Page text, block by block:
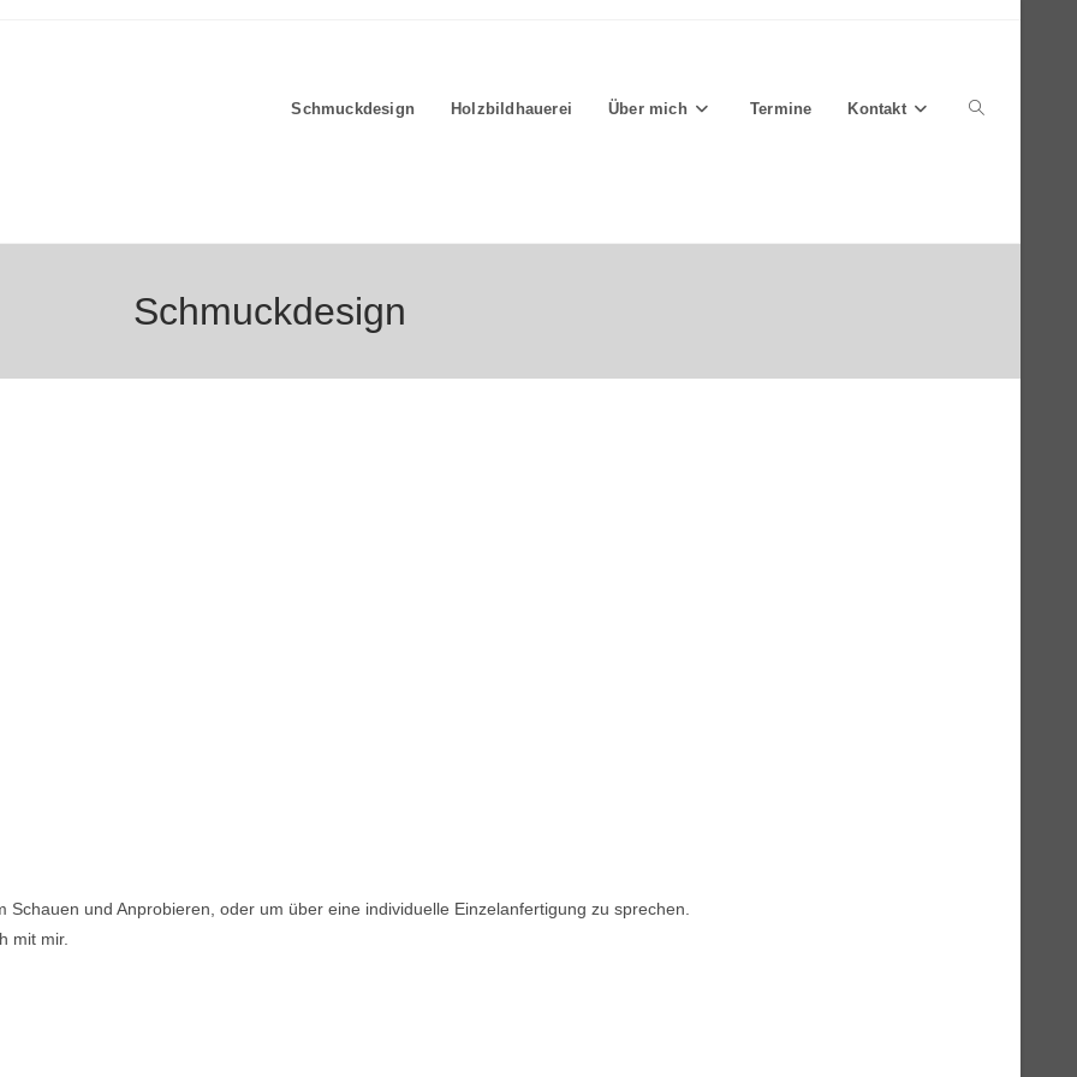
Schmuckdesign Holzbildhauerei Über mich Termine Kontakt Website-
Suche
Schmuckdesign
und Anprobieren, oder um über eine individuelle Einzelanfertigung zu sprechen.
mit mir.